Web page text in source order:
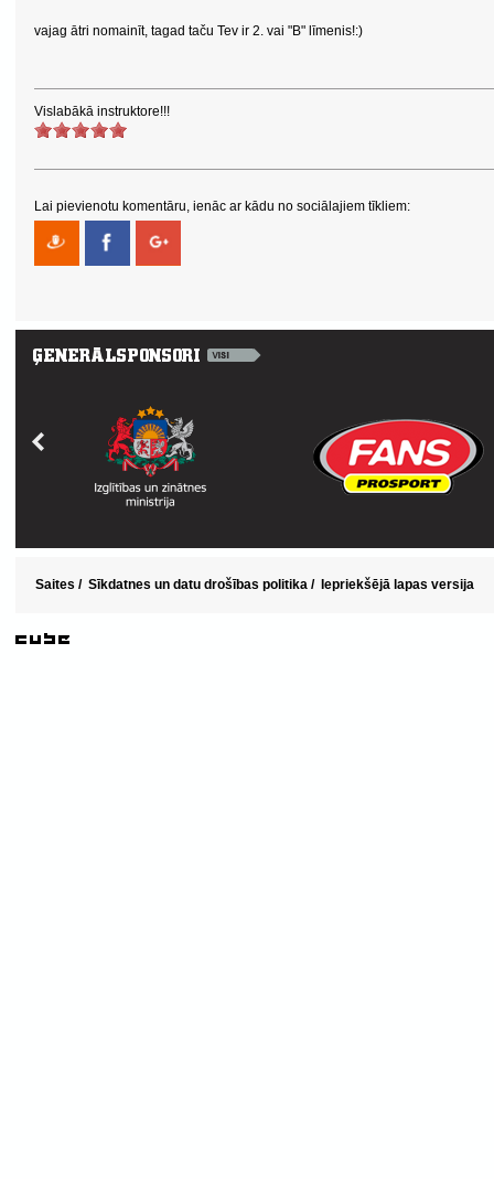
vajag ātri nomainīt, tagad taču Tev ir 2. vai "B" līmenis!:)
Vislabākā instruktore!!!
Lai pievienotu komentāru, ienāc ar kādu no sociālajiem tīkliem:
Saites / Sīkdatnes un datu drošības politika / Iepriekšējā lapas versija